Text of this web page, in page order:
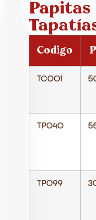
Papitas
Codigo
TC001
TP040
TP099